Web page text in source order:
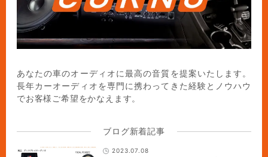
あなたの車のオーディオに最高の音質を提案いたします。
長年カーオーディオを専門に携わってきた経験とノウハウ
でお客様ご希望をかなえます。
ブログ新着記事
2023.07.08